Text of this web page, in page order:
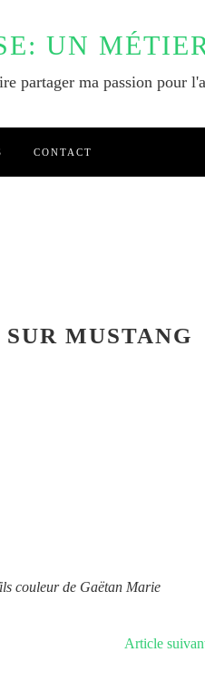
UN
partager ma passion pour
CONTACT
MUSTANG
couleur de Gaëtan Marie
Article